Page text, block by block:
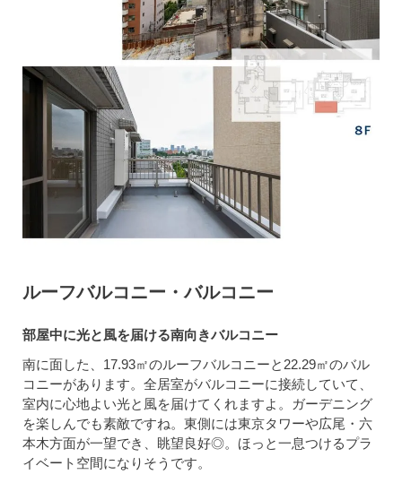
ルーフバルコニー・バルコニー
部屋中に光と風を届ける南向きバルコニー
南に面した、17.93㎡のルーフバルコニーと22.29㎡のバル
コニーがあります。全居室がバルコニーに接続していて、
室内に心地よい光と風を届けてくれますよ。ガーデニング
を楽しんでも素敵ですね。東側には東京タワーや広尾・六
本木方面が一望でき、眺望良好◎。ほっと一息つけるプラ
イベート空間になりそうです。